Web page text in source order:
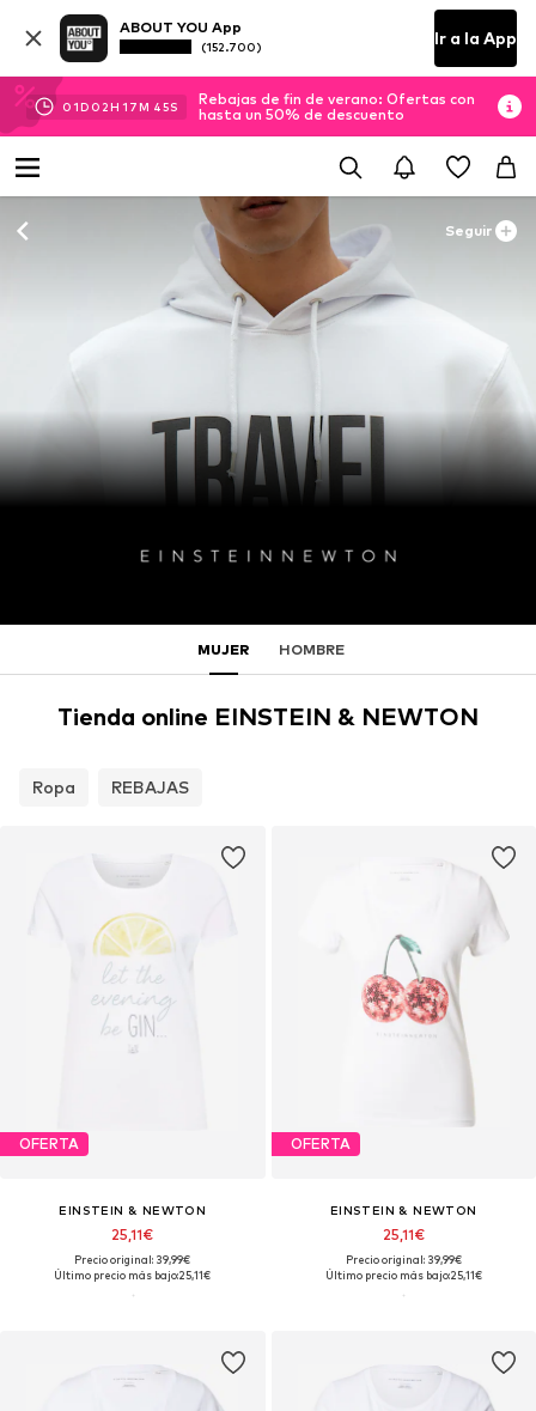
ABOUT YOU App
(152.700) Ir a la App
01D 02H 17M 44S
Rebajas de fin de verano: Ofertas con
hasta un 50% de descuento
Seguir
MUJER HOMBRE
Tienda online EINSTEIN & NEWTON
Ropa REBAJAS
OFERTA
EINSTEIN & NEWTON
25,11€
Precio original: 39,99€
Último precio más bajo:25,11€
OFERTA
EINSTEIN & NEWTON
25,11€
Precio original: 39,99€
Último precio más bajo:25,11€